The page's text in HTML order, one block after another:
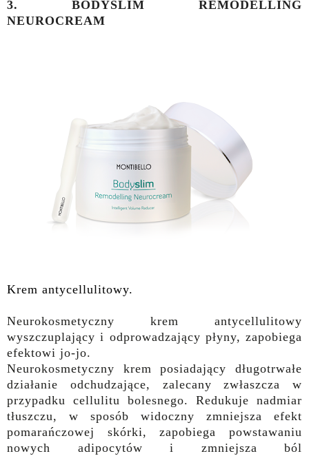
3. BODYSLIM REMODELLING
NEUROCREAM
Krem antycellulitowy.
Neurokosmetyczny krem antycellulitowy
wyszczuplający i odprowadzający płyny, zapobiega
efektowi jo-jo.
Neurokosmetyczny krem posiadający długotrwałe
działanie odchudzające, zalecany zwłaszcza w
przypadku cellulitu bolesnego. Redukuje nadmiar
tłuszczu, w sposób widoczny zmniejsza efekt
pomarańczowej skórki, zapobiega powstawaniu
nowych adipocytów i zmniejsza ból